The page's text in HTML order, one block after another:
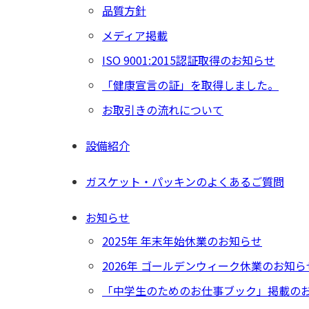
品質方針
メディア掲載
ISO 9001:2015認証取得のお知らせ
「健康宣言の証」を取得しました。
お取引きの流れについて
設備紹介
ガスケット・パッキンのよくあるご質問
お知らせ
2025年 年末年始休業のお知らせ
2026年 ゴールデンウィーク休業のお知ら
「中学生のためのお仕事ブック」掲載の